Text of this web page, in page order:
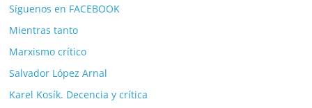
Síguenos en FACEBOOK
Mientras tanto
Marxismo crítico
Salvador López Arnal
Karel Kosík. Decencia y crítica